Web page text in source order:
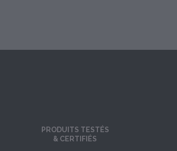
PRODUITS TESTÉS
& CERTIFIÉS